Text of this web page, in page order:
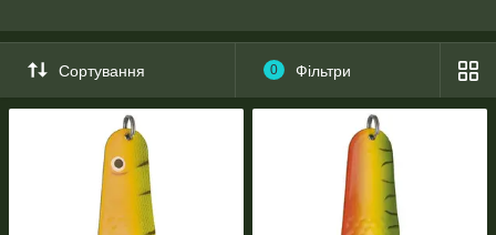
Сортування 0 Фільтри